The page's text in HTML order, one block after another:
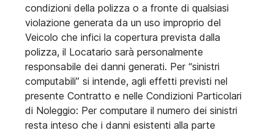
condizioni della polizza o a fronte di qualsiasi
violazione generata da un uso improprio del
Veicolo che infici la copertura prevista dalla
polizza, il Locatario sarà personalmente
responsabile dei danni generati. Per “sinistri
computabili” si intende, agli effetti previsti nel
presente Contratto e nelle Condizioni Particolari
di Noleggio: Per computare il numero dei sinistri
resta inteso che i danni esistenti alla parte